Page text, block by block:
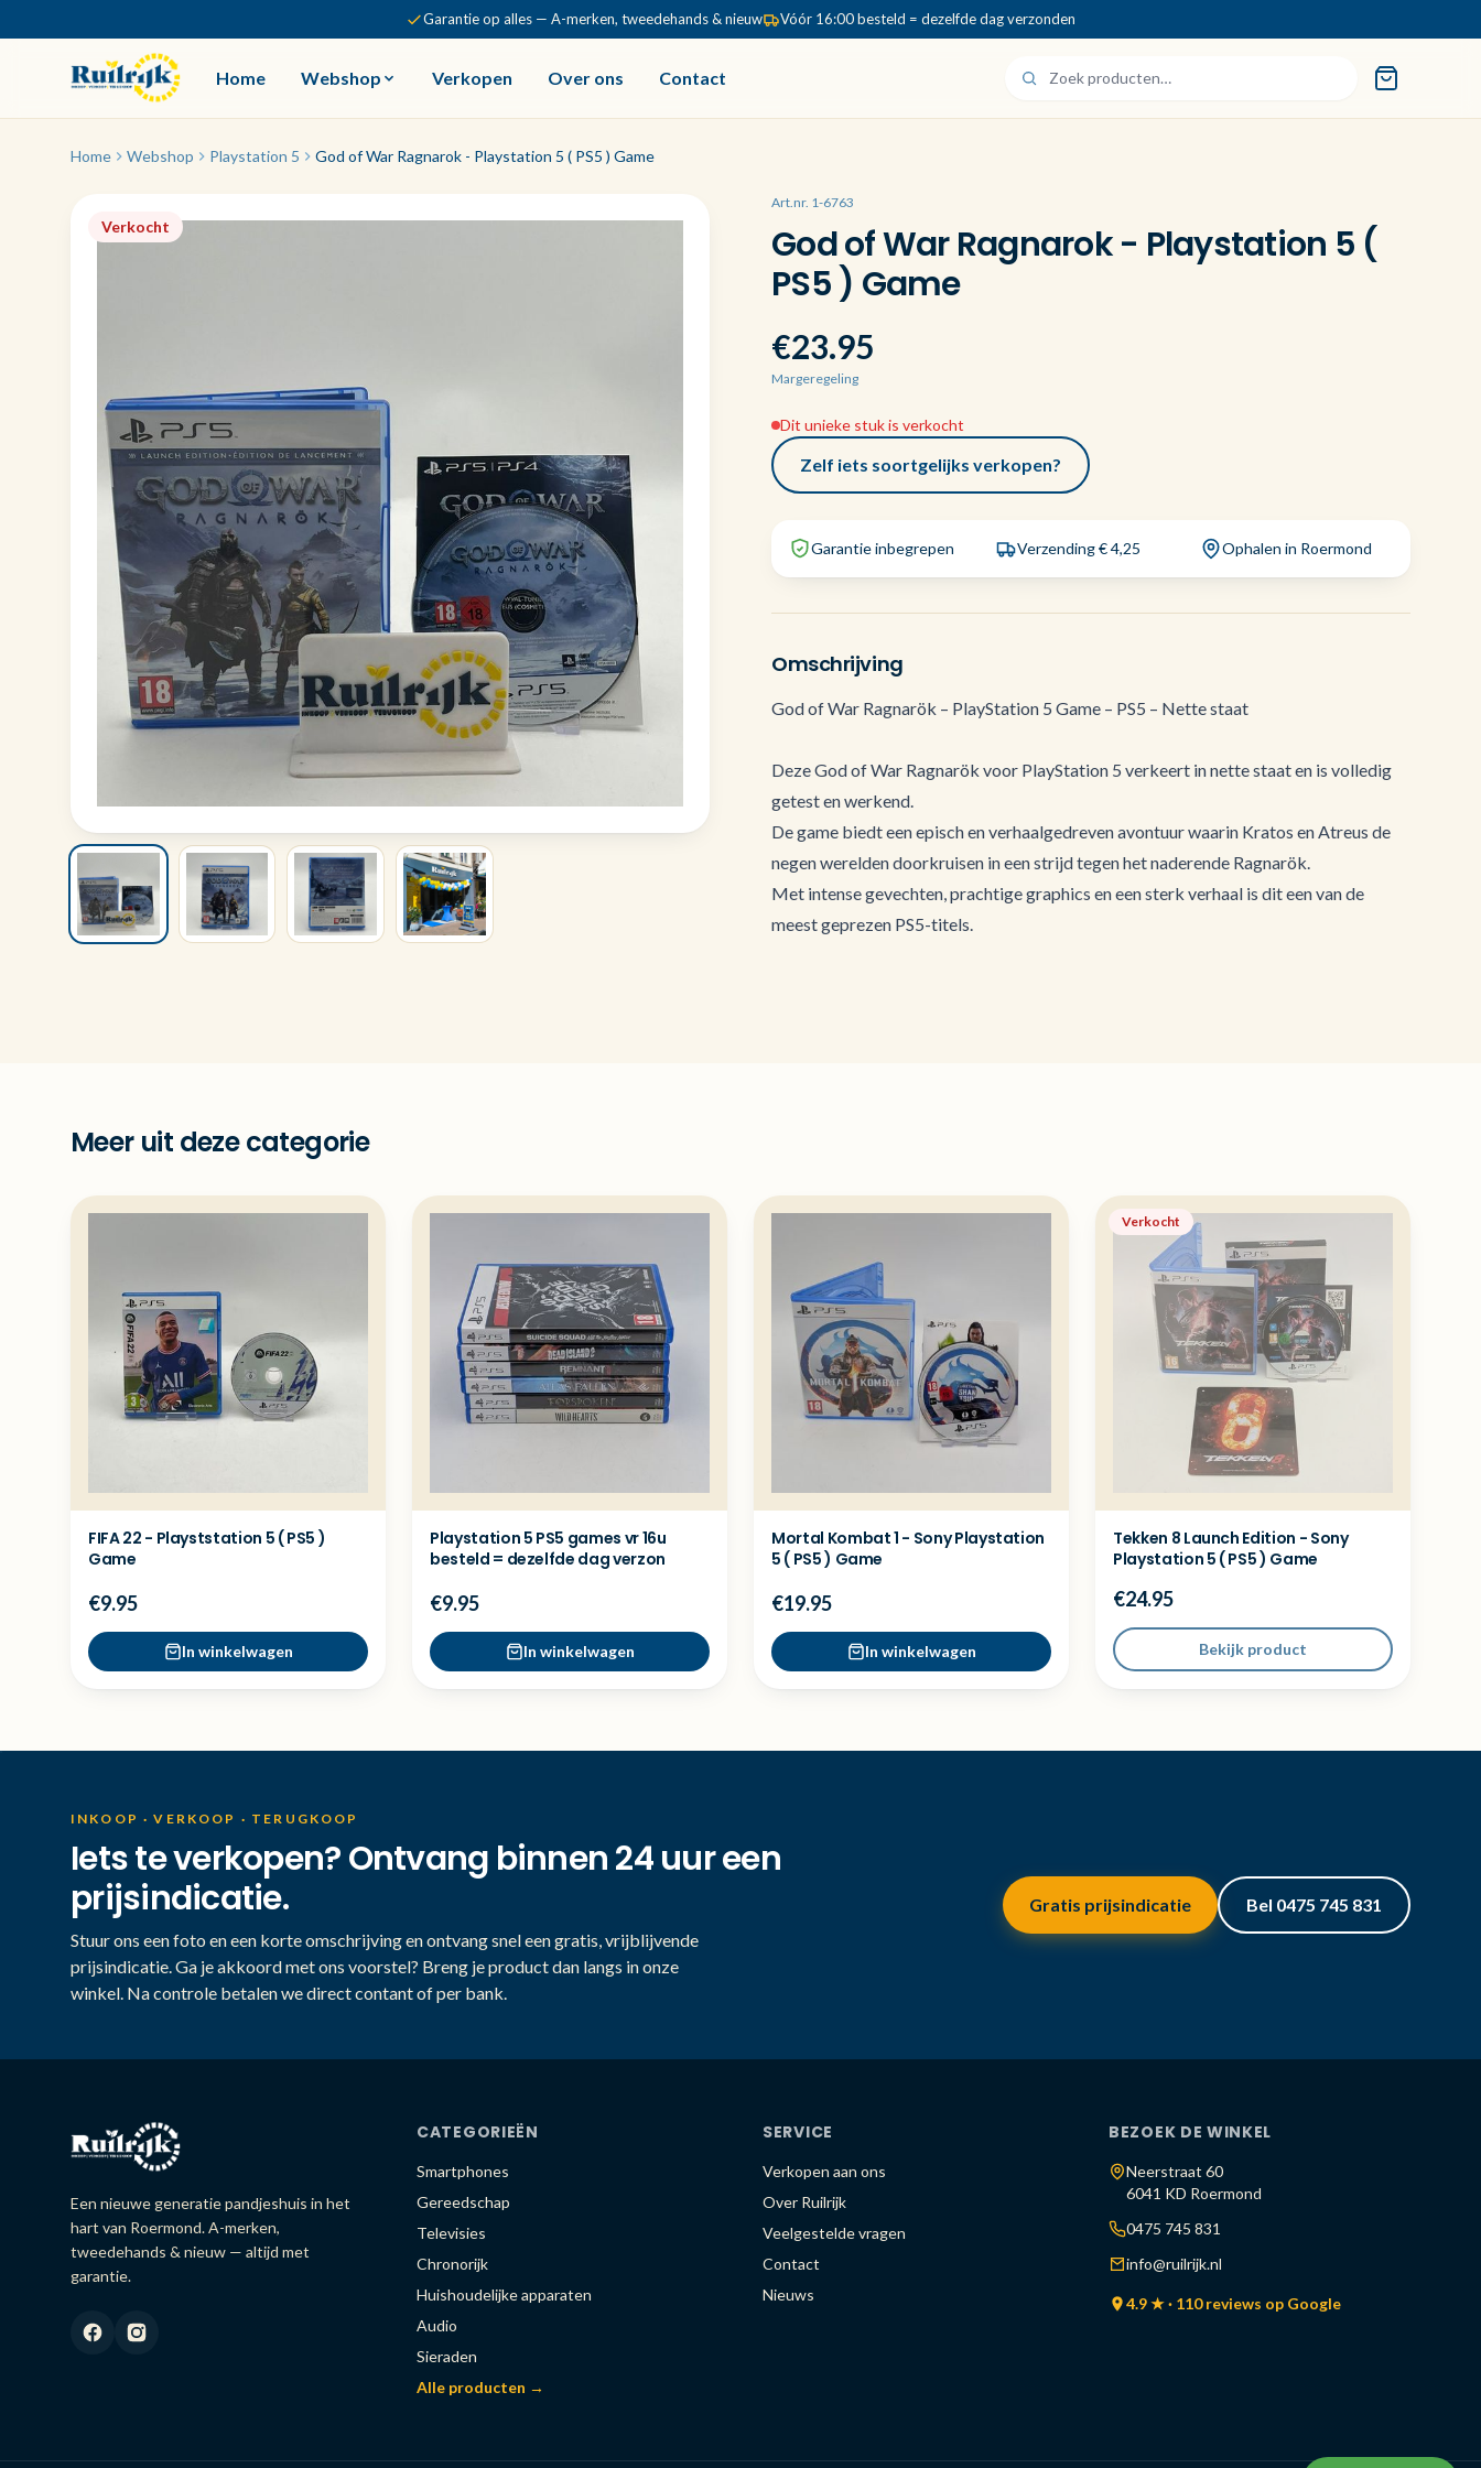
Garantie op alles — A-merken, tweedehands & nieuw Vóór 16:00 besteld = dezelfde dag verzonden
Home Webshop Verkopen Over ons Contact
Home Webshop Playstation 5 God of War Ragnarok - Playstation 5 ( PS5 ) Game
Verkocht
Art.nr. 1-6763
God of War Ragnarok - Playstation 5 (
PS5 ) Game
€23.95
Margeregeling
Dit unieke stuk is verkocht
Zelf iets soortgelijks verkopen?
Garantie inbegrepen Verzending € 4,25 Ophalen in Roermond
Omschrijving
God of War Ragnarök – PlayStation 5 Game – PS5 – Nette staat
Deze God of War Ragnarök voor PlayStation 5 verkeert in nette staat en is volledig
getest en werkend.
De game biedt een episch en verhaalgedreven avontuur waarin Kratos en Atreus de
negen werelden doorkruisen in een strijd tegen het naderende Ragnarök.
Met intense gevechten, prachtige graphics en een sterk verhaal is dit een van de
meest geprezen PS5-titels.
Meer uit deze categorie
FIFA 22 - Playststation 5 ( PS5 )
Game
€9.95
In winkelwagen
Playstation 5 PS5 games vr 16u
besteld = dezelfde dag verzon
€9.95
In winkelwagen
Mortal Kombat 1 - Sony Playstation
5 ( PS5 ) Game
€19.95
In winkelwagen
Verkocht
Tekken 8 Launch Edition - Sony
Playstation 5 ( PS5 ) Game
€24.95
Bekijk product
INKOOP · VERKOOP · TERUGKOOP
Iets te verkopen? Ontvang binnen 24 uur een
prijsindicatie.
Stuur ons een foto en een korte omschrijving en ontvang snel een gratis, vrijblijvende
prijsindicatie. Ga je akkoord met ons voorstel? Breng je product dan langs in onze
winkel. Na controle betalen we direct contant of per bank.
Gratis prijsindicatie Bel 0475 745 831
Een nieuwe generatie pandjeshuis in het
hart van Roermond. A-merken,
tweedehands & nieuw — altijd met
garantie.
CATEGORIEËN
Smartphones
Gereedschap
Televisies
Chronorijk
Huishoudelijke apparaten
Audio
Sieraden
Alle producten →
SERVICE
Verkopen aan ons
Over Ruilrijk
Veelgestelde vragen
Contact
Nieuws
BEZOEK DE WINKEL
Neerstraat 60
6041 KD Roermond
0475 745 831
info@ruilrijk.nl
4.9 ★ · 110 reviews op Google